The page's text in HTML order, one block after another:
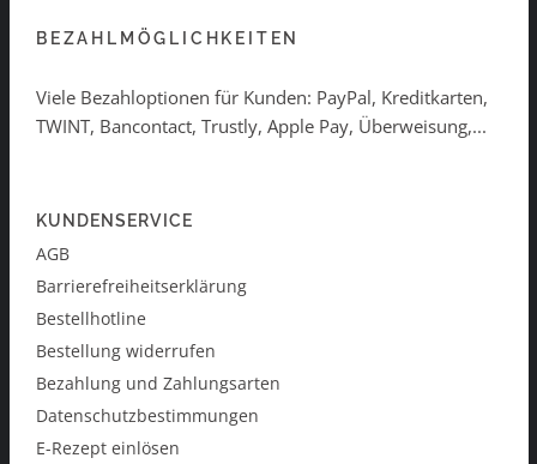
BEZAHLMÖGLICHKEITEN
Viele Bezahloptionen für Kunden: PayPal, Kreditkarten,
TWINT, Bancontact, Trustly, Apple Pay, Überweisung,...
KUNDENSERVICE
AGB
Barrierefreiheitserklärung
Bestellhotline
Bestellung widerrufen
Bezahlung und Zahlungsarten
Datenschutzbestimmungen
E-Rezept einlösen